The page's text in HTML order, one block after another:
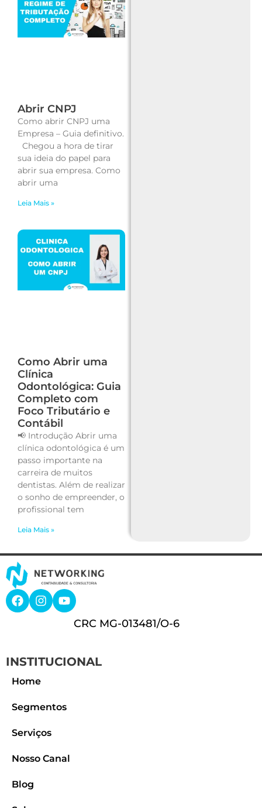
Abrir CNPJ
Como abrir CNPJ uma
Empresa – Guia definitivo.
Chegou a hora de tirar
sua ideia do papel para
abrir sua empresa. Como
abrir uma
Leia Mais »
Como Abrir uma
Clínica
Odontológica: Guia
Completo com
Foco Tributário e
Contábil
📢 Introdução Abrir uma
clínica odontológica é um
passo importante na
carreira de muitos
dentistas. Além de realizar
o sonho de empreender, o
profissional tem
Leia Mais »
CRC MG-013481/O-6
INSTITUCIONAL
Home
Segmentos
Serviços
Nosso Canal
Blog